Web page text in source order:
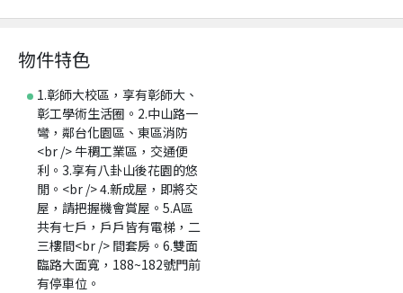
物件特色
1.彰師大校區，享有彰師大、
彰工學術生活圈。2.中山路一
彎，鄰台化園區、東區消防
<br /> 牛稠工業區，交通便
利。3.享有八卦山後花園的悠
閒。<br /> 4.新成屋，即將交
屋，請把握機會賞屋。5.A區
共有七戶，戶戶皆有電梯，二
三樓間<br /> 間套房。6.雙面
臨路大面寬，188~182號門前
有停車位。